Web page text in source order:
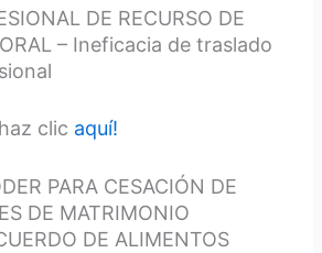
DE RECURSO DE
– Ineficacia de traslado
clic aquí!
PARA CESACIÓN DE
DE MATRIMONIO
DE ALIMENTOS